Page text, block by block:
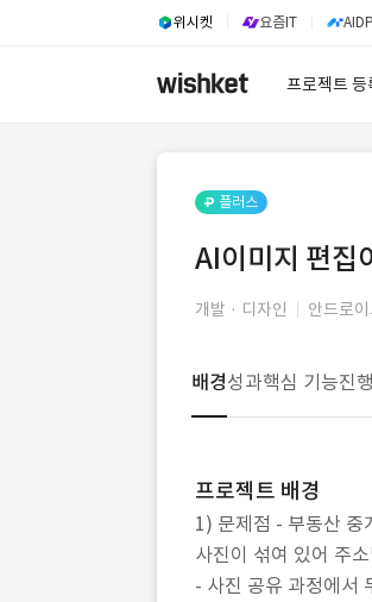
위시켓 요즘IT
프로젝트 등
플러스
AI이미지 편집
개발 · 디자인 안드로
배경성과핵심 기능진
프로젝트 배경
1) 문제점 - 부동산 중
사진이 섞여 있어 주
- 사진 공유 과정에서